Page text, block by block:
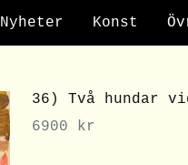
Nyheter Konst
36) Två hundar
6900
kr